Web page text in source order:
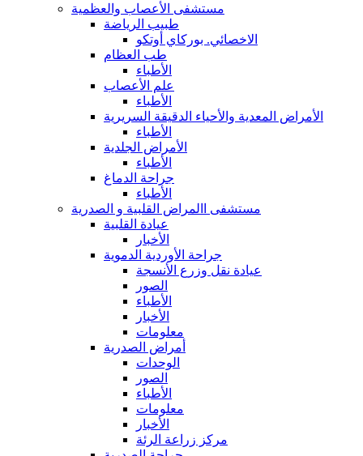
مستشفى الأعصاب والعظمية
طبيب الرياضة
الاخصائي. بوركاي أوتكو
طب العظام
الأطباء
علم الأعصاب
الأطباء
الأمراض المعدية والأحياء الدقيقة السريرية
الأطباء
الأمراض الجلدية
الأطباء
جراحة الدماغ
الأطباء
مستشفى االمراض القلبية و الصدرية
عيادة القلبية
الأخبار
جراحة الأوردية الدموية
عيادة نقل وزرع الأنسجة
الصور
الأطباء
الأخبار
معلومات
أمراض الصدرية
الوحدات
الصور
الأطباء
معلومات
الأخبار
مركز زراعة الرئة